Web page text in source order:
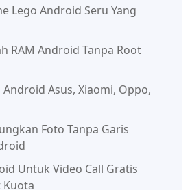
Lego Android Seru Yang
RAM Android Tanpa Root
Android Asus, Xiaomi, Oppo,
Foto Tanpa Garis
Untuk Video Call Gratis
Kuota